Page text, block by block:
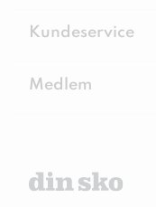
Kundeservice
Medlem